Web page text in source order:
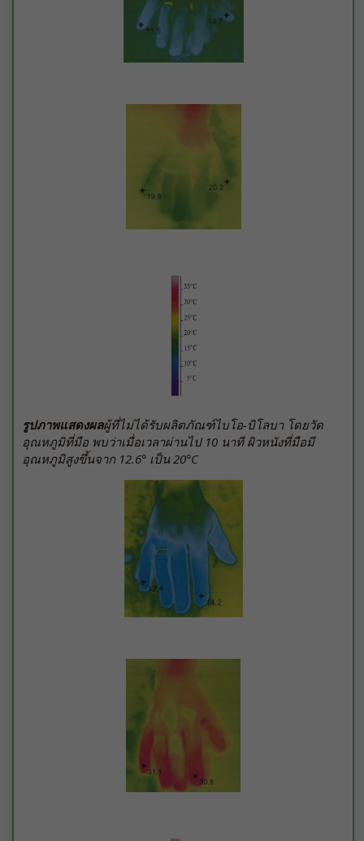
รูปภาพแสดงผลผู้ที่ไม่ได้รับผลิตภัณฑ์ไบโอ-บิโลบา โดยวัด
อุณหภูมิที่มือ พบว่าเมื่อเวลาผ่านไป 10 นาที ผิวหนังที่มือมี
อุณหภูมิสูงขึ้นจาก 12.6° เป็น 20°C